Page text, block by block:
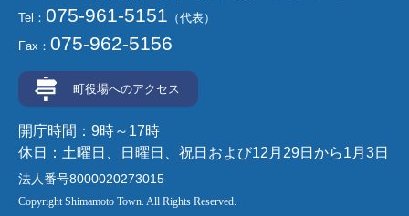
Tel： 075-961-5151 （代表）
Fax： 075-962-5156
町役場へのアクセス
開庁時間：9時～17時
休日：土曜日、日曜日、祝日および12月29日から1月3日
法人番号8000020273015
Copyright Shimamoto Town. All Rights Reserved.